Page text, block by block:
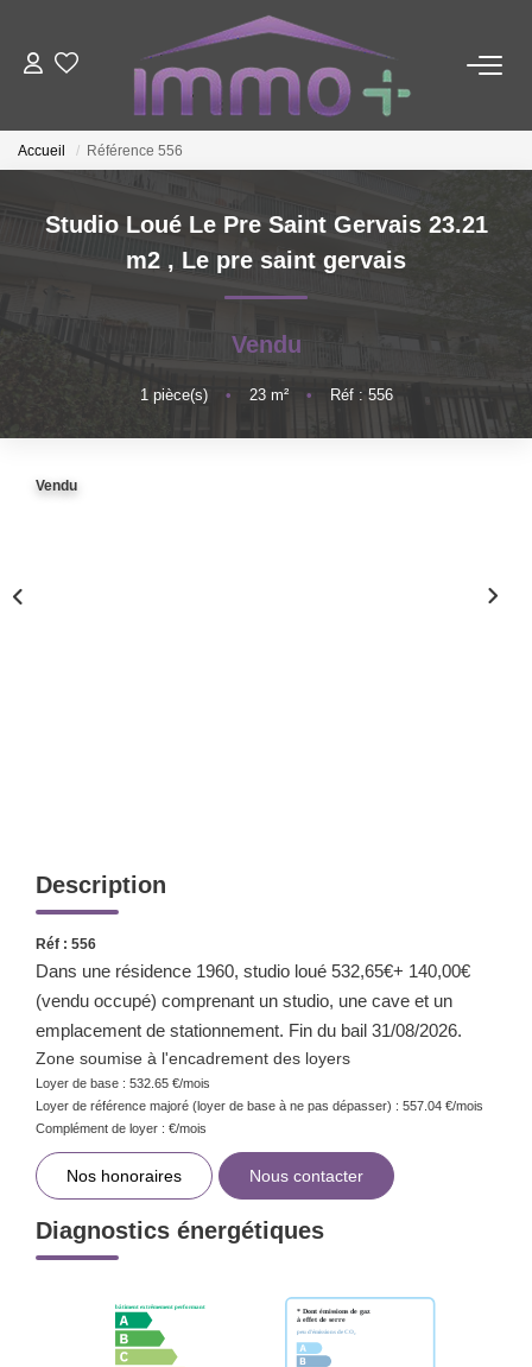
ACHETER
FAIRE GÉRER
ESTIMER
NOTRE AGENCE
Accueil Référence 556
Studio Loué Le Pre Saint Gervais 23.21
m2 , Le pre saint gervais
Vendu
1 pièce(s) • 23m² • Réf : 556
Vendu
Description
Réf : 556
Dans une résidence 1960, studio loué 532,65€+ 140,00€
(vendu occupé) comprenant un studio, une cave et un
emplacement de stationnement. Fin du bail 31/08/2026.
Zone soumise à l'encadrement des loyers
Loyer de base : 532.65 €/mois
Loyer de référence majoré (loyer de base à ne pas dépasser) : 557.04 €/mois
Complément de loyer : €/mois
Nos honoraires Nous contacter
Diagnostics énergétiques